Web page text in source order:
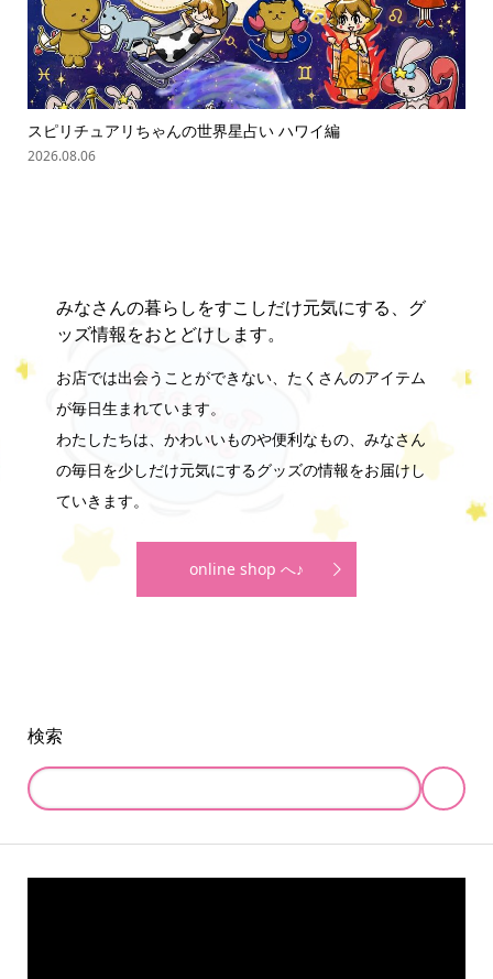
スピリチュアリちゃんの世界星占い ハワイ編
2026.08.06
みなさんの暮らしをすこしだけ元気にする、グ
ッズ情報をおとどけします。
お店では出会うことができない、たくさんのアイテム
が毎日生まれています。
わたしたちは、かわいいものや便利なもの、みなさん
の毎日を少しだけ元気にするグッズの情報をお届けし
ていきます。
online shop へ♪
検索